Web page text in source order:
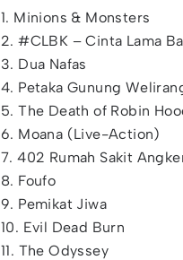
1. Minions & Monsters
2. #CLBK – Cinta Lama
3. Dua Nafas
4. Petaka Gunung
5. The Death of Robin
6. Moana (Live-Action)
7. 402 Rumah Sakit
8. Foufo
9. Pemikat Jiwa
10. Evil Dead Burn
11. The Odyssey